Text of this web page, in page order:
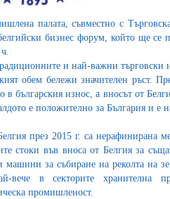
палата, съвместно с
бизнес форум, който ще се
и най-важни търговски
обем бележи значителен ръст.
българския износ, а вносът от
е положително за България и е
през 2015 г. са нерафинирана
стоки във вноса от Белгия за
машини за събиране на реколта на
вече в секторите хранителна
промишленост.